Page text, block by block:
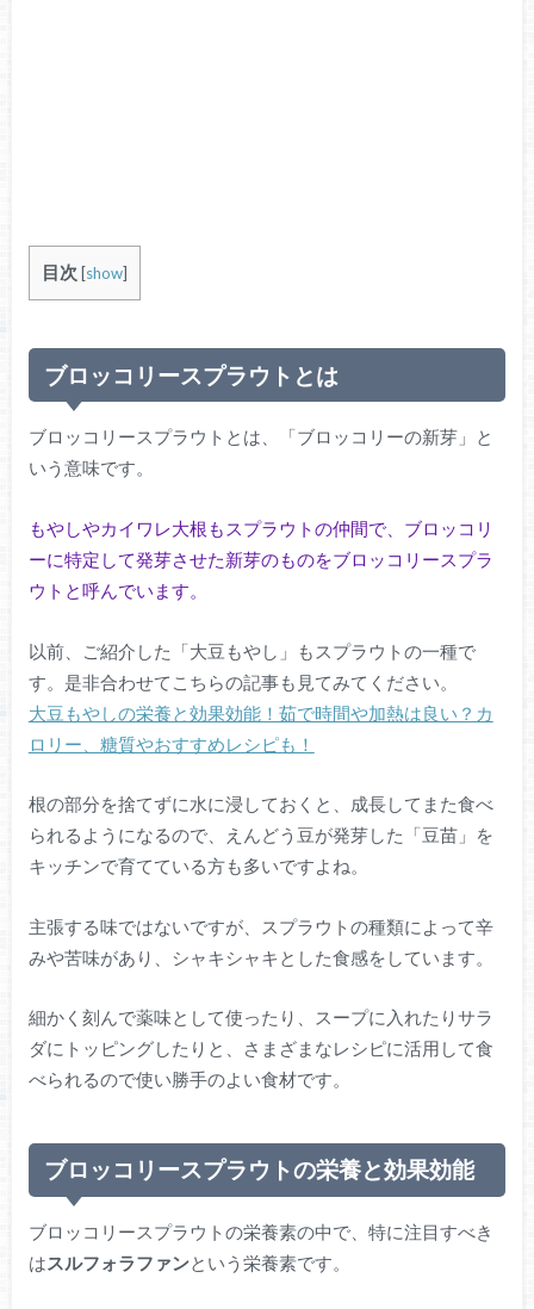
目次 [show]
ブロッコリースプラウトとは
ブロッコリースプラウトとは、「ブロッコリーの新芽」と
いう意味です。
もやしやカイワレ大根もスプラウトの仲間で、ブロッコリ
ーに特定して発芽させた新芽のものをブロッコリースプラ
ウトと呼んでいます。
以前、ご紹介した「大豆もやし」もスプラウトの一種で
す。是非合わせてこちらの記事も見てみてください。
大豆もやしの栄養と効果効能！茹で時間や加熱は良い？カ
ロリー、糖質やおすすめレシピも！
根の部分を捨てずに水に浸しておくと、成長してまた食べ
られるようになるので、えんどう豆が発芽した「豆苗」を
キッチンで育てている方も多いですよね。
主張する味ではないですが、スプラウトの種類によって辛
みや苦味があり、シャキシャキとした食感をしています。
細かく刻んで薬味として使ったり、スープに入れたりサラ
ダにトッピングしたりと、さまざまなレシピに活用して食
べられるので使い勝手のよい食材です。
ブロッコリースプラウトの栄養と効果効能
ブロッコリースプラウトの栄養素の中で、特に注目すべき
はスルフォラファンという栄養素です。